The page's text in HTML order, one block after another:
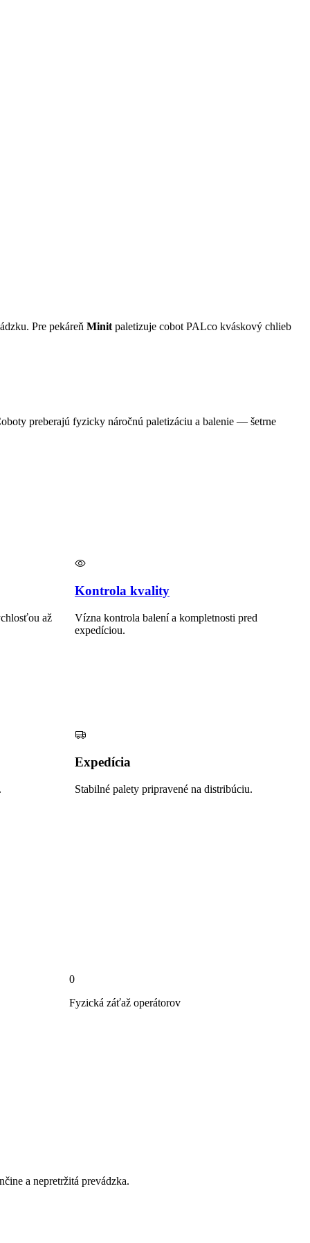
Pre pekáreň Minit paletizuje cobot PALco kváskový chlieb
preberajú fyzicky náročnú paletizáciu a balenie — šetrne
až
Kontrola kvality
Vízna kontrola balení a kompletnosti pred
expedíciou.
Expedícia
Stabilné palety pripravené na distribúciu.
0
Fyzická záťaž operátorov
a nepretržitá prevádzka.